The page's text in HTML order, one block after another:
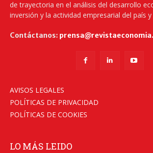
de trayectoria en el análisis del desarrollo
inversión y la actividad empresarial del país
Contáctanos:
AVISOS LEGALES
POLÍTICAS DE PRIVACIDAD
POLÍTICAS DE COOKIES
LO MÁS LEIDO